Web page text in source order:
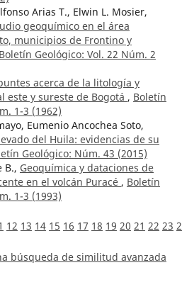
Arias T., Elwin L. Mosier,
geoquímico en el área
municipios de Frontino y
Boletín Geológico: Vol. 22 Núm. 2
acerca de la litología y
este y sureste de Bogotá , Boletín
1-3 (1962)
Eumenio Ancochea Soto,
del Huila: evidencias de su
Geológico: Núm. 43 (2015)
B., Geoquímica y dataciones de
en el volcán Puracé , Boletín
1-3 (1993)
12 13 14 15 16 17 18 19 20 21 22 23
búsqueda de similitud avanzada